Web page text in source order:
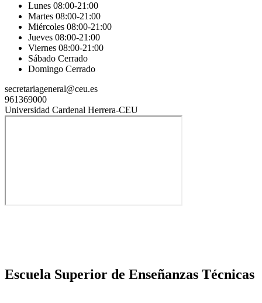
Lunes 08:00-21:00
Martes 08:00-21:00
Miércoles 08:00-21:00
Jueves 08:00-21:00
Viernes 08:00-21:00
Sábado Cerrado
Domingo Cerrado
secretariageneral@ceu.es
961369000
Universidad Cardenal Herrera-CEU
Escuela Superior de Enseñanzas Técnicas